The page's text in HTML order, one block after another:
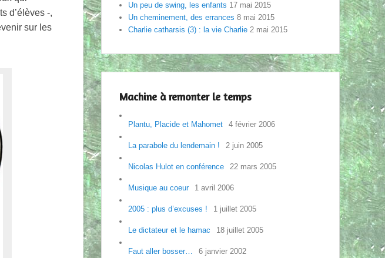
d’élèves -,
sur les
Un peu de swing, les enfants 17 mai 2015
Un cheminement, des errances 8 mai 2015
Charlie catharsis (3) : la vie Charlie 2 mai 2015
Machine à remonter le temps
Plantu, Placide et Mahomet 4 février 2006
La parabole du lendemain ! 2 juin 2005
Nicolas Hulot en conférence 22 mars 2005
Musique au coeur 1 avril 2006
2005 : plus d’excuses ! 1 juillet 2005
Le dictateur et le hamac 18 juillet 2005
Faut aller bosser… 6 janvier 2002